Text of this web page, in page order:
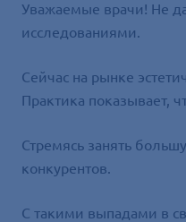
Уважаемые врачи! Не
исследованиями.
Сейчас на рынке
Практика показывает,
Стремясь занять
конкурентов.
С такими выпадами в